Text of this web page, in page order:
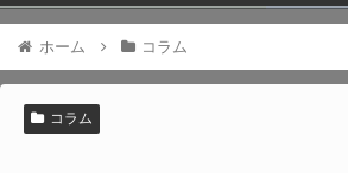
ホーム コラム
コラム